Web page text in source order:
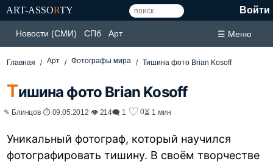
ART-ASSORTY Войти
Новости (СМИ) СПб Арт ☰ Меню
Главная Арт Фотографы мира Тишина фото Brian Kosoff
Тишина фото Brian Kosoff
✎ Блинцов ⏱ 09.05.2012 👁 214🗨 1 ♡ 0⏳ 1 мин
Уникальный фотограф, который научился
фотографировать тишину. В своём творчестве